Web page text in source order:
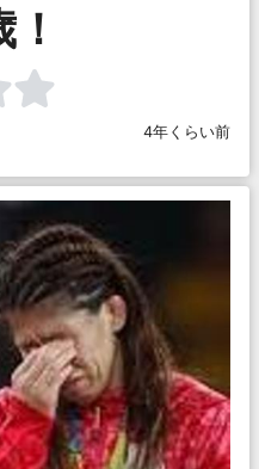
4年くらい前